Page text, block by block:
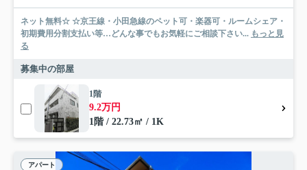
ネット無料☆ ☆京王線・小田急線のペット可・楽器可・ルームシェア・
初期費用分割支払い等…どんな事でもお気軽にご相談下さい... もっと見
る
募集中の部屋
1階
9.2万円
1階 / 22.73㎡ / 1K
アパート